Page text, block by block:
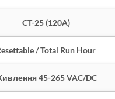
CT-25 (120A)
/ Total Run Hour
45-265 VAC/DC